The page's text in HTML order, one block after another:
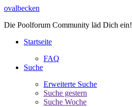
ovalbecken
Die Poolforum Community läd Dich ein!
Startseite
FAQ
Suche
Erweiterte Suche
Suche gestern
Suche Woche